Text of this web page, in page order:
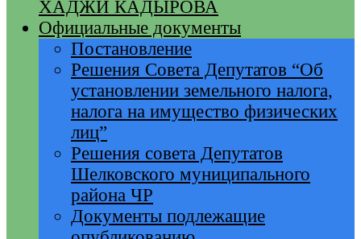
ХАДЖИ КАДЫРОВА
Официальные документы
Постановление
Решения Совета Депутатов “Об
установлении земельного налога,
налога на имущество физических
лиц”
Решения совета Депутатов
Шелковского муниципального
района ЧР
Документы подлежащие